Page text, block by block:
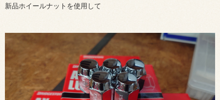
新品ホイールナットを使用して